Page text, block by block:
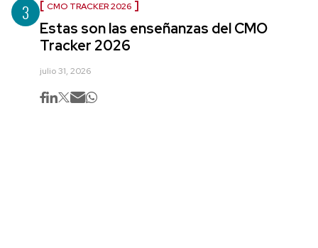
3 CMO TRACKER 2026
Estas son las enseñanzas del CMO
Tracker 2026
julio 31, 2026